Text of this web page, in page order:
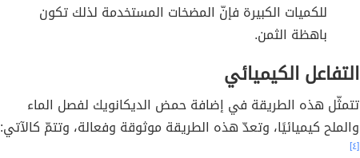
للكميات الكبيرة فإنّ المضخات المستخدمة لذلك تكون
باهظة الثمن.
التفاعل الكيميائي
تتمثّل هذه الطريقة في إضافة حمض الديكانويك لفصل الماء
والملح كيميائيًا، وتعدّ هذه الطريقة موثوقة وفعالة، وتتمّ كالآتي:
[٤]